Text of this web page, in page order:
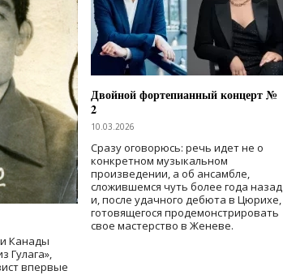
Канады
Гулага»,
впервые
Двойной фортепианный концерт №
2
10.03.2026
Сразу оговорюсь: речь идет не о
конкретном музыкальном
произведении, а об ансамбле,
сложившемся чуть более года назад
и, после удачного дебюта в Цюрихе,
готовящегося продемонстрировать
свое мастерство в Женеве.